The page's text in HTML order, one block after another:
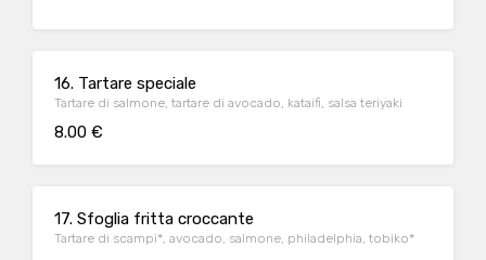
16. Tartare speciale
Tartare di salmone, tartare di avocado, kataifi, salsa teriyaki
8.00 €
17. Sfoglia fritta croccante
Tartare di scampi*, avocado, salmone, philadelphia, tobiko*